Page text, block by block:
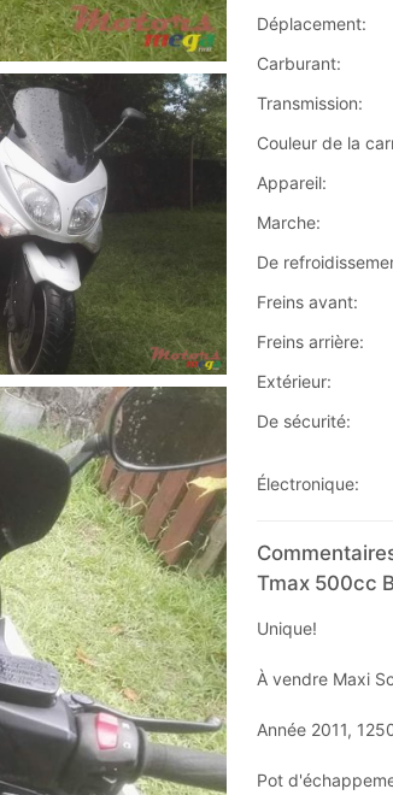
Déplacement:
Carburant:
Transmission:
Couleur de la
Appareil:
Marche:
De
Freins avant:
Freins arrière:
Extérieur:
De sécurité:
Électronique:
Tmax 500cc
Unique!
À vendre Maxi
Année 2011,
Pot